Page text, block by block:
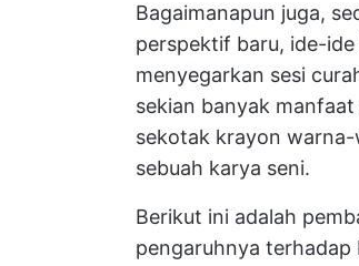
Bagaimanapun juga,
perspektif baru, ide-
menyegarkan sesi
sekian banyak
sekotak krayon
sebuah karya seni.
Berikut ini adalah
pengaruhnya terhadap